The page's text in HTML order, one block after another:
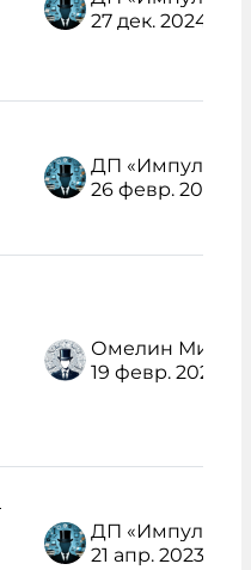
27 дек. 2024
26 февр. 2024
19 февр. 2022
21 апр. 2023